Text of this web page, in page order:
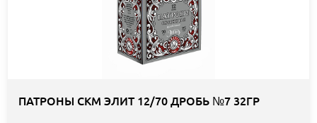
ПАТРОНЫ СКМ ЭЛИТ 12/70 ДРОБЬ №7 32ГР